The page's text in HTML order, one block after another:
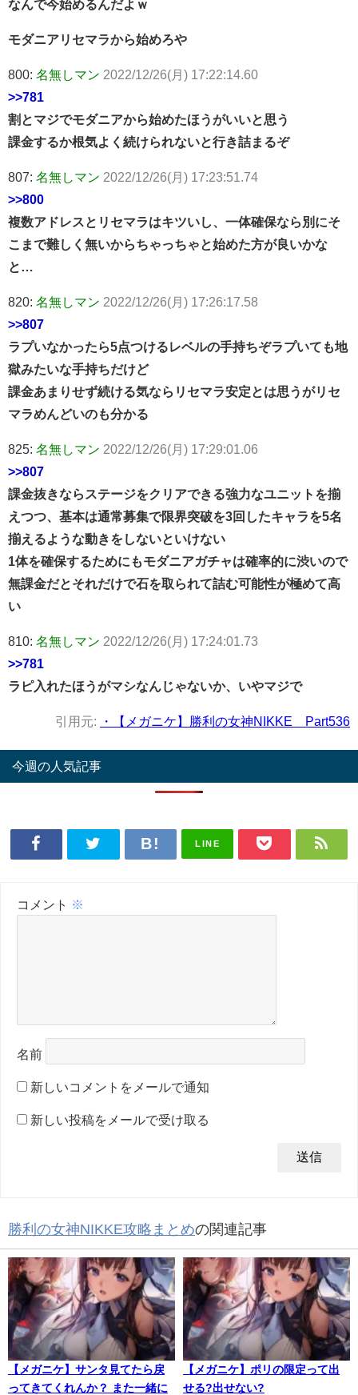
なんで今始めるんだよｗ
モダニアリセマラから始めろや
800: 名無しマン 2022/12/26(月) 17:22:14.60
>>781
割とマジでモダニアから始めたほうがいいと思う
課金するか根気よく続けられないと行き詰まるぞ
807: 名無しマン 2022/12/26(月) 17:23:51.74
>>800
複数アドレスとリセマラはキツいし、一体確保なら別にそ
こまで難しく無いからちゃっちゃと始めた方が良いかな
と…
820: 名無しマン 2022/12/26(月) 17:26:17.58
>>807
ラプいなかったら5点つけるレベルの手持ちぞラプいても地
獄みたいな手持ちだけど
課金あまりせず続ける気ならリセマラ安定とは思うがリセ
マラめんどいのも分かる
825: 名無しマン 2022/12/26(月) 17:29:01.06
>>807
課金抜きならステージをクリアできる強力なユニットを揃
えつつ、基本は通常募集で限界突破を3回したキャラを5名
揃えるような動きをしないといけない
1体を確保するためにもモダニアガチャは確率的に渋いので
無課金だとそれだけで石を取られて詰む可能性が極めて高
い
810: 名無しマン 2022/12/26(月) 17:24:01.73
>>781
ラピ入れたほうがマシなんじゃないか、いやマジで
引用元: ・【メガニケ】勝利の女神NIKKE Part536
今週の人気記事
LINE
コメント ※
名前
新しいコメントをメールで通知
新しい投稿をメールで受け取る
勝利の女神NIKKE攻略まとめの関連記事
【メガニケ】サンタ見てたら戻
ってきてくれんか？ また一緒に
【メガニケ】ポリの限定って出
せる?出せない?